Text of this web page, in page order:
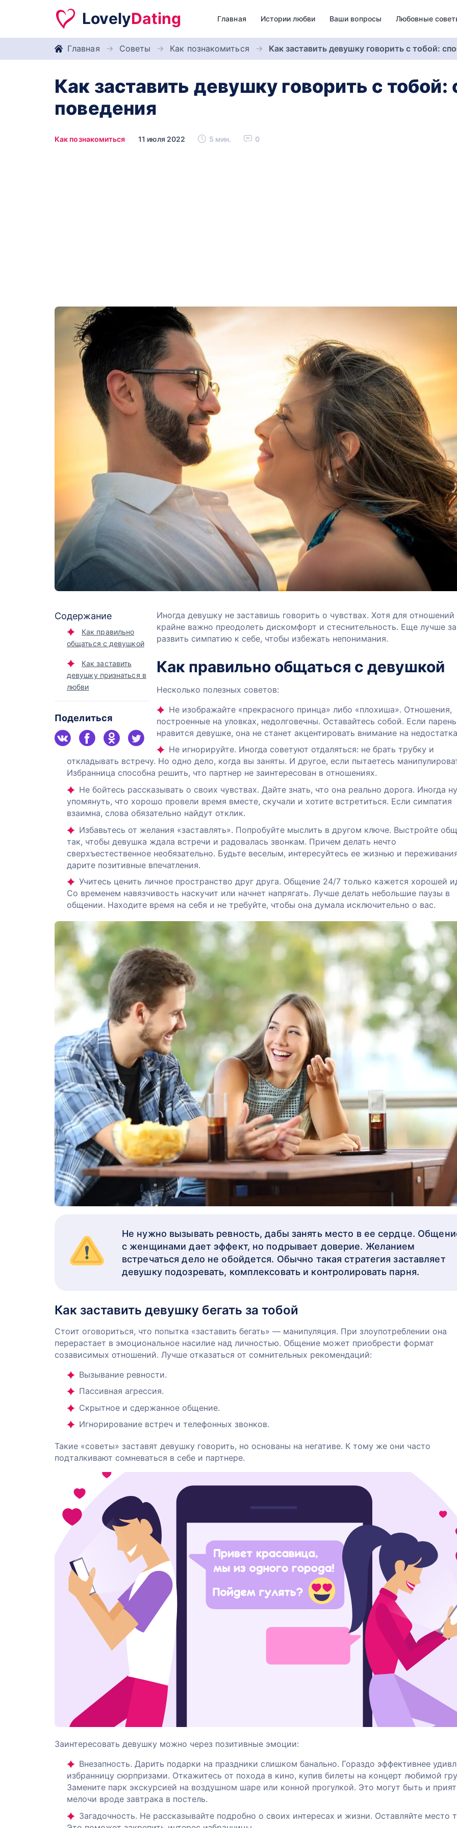
LovelyDating Главная Истории любви Ваши вопросы Любовные
Главная Советы Как познакомиться Как заставить девушку говорить с тобой:
Как заставить девушку говорить с
поведения
Как познакомиться 11 июля 2022 5 мин. 0
Содержание
Как правильно
общаться с девушкой
Как заставить
девушку признаться в
любви
Поделиться
Иногда девушку не заставишь говорить о чувствах. Хотя для отношений
крайне важно преодолеть дискомфорт и стеснительность. Еще лучше
развить симпатию к себе, чтобы избежать непонимания.
Как правильно общаться с девушкой
Несколько полезных советов:
Не изображайте «прекрасного принца» либо «плохиша». Отношения,
построенные на уловках, недолговечны. Оставайтесь собой. Если парень
нравится девушке, она не станет акцентировать внимание на
Не игнорируйте. Иногда советуют отдаляться: не брать трубку и
откладывать встречу. Но одно дело, когда вы заняты. И другое, если пытаетесь
Избранница способна решить, что партнер не заинтересован в отношениях.
Не бойтесь рассказывать о своих чувствах. Дайте знать, что она реально дорога. Иногда
упомянуть, что хорошо провели время вместе, скучали и хотите встретиться. Если симпатия
взаимна, слова обязательно найдут отклик.
Избавьтесь от желания «заставлять». Попробуйте мыслить в другом ключе. Выстройте
так, чтобы девушка ждала встречи и радовалась звонкам. Причем делать нечто
сверхъестественное необязательно. Будьте веселым, интересуйтесь ее жизнью и
дарите позитивные впечатления.
Учитесь ценить личное пространство друг друга. Общение 24/7 только кажется хорошей
Со временем навязчивость наскучит или начнет напрягать. Лучше делать небольшие паузы в
общении. Находите время на себя и не требуйте, чтобы она думала исключительно о вас.
Не нужно вызывать ревность, дабы занять место в ее сердце.
с женщинами дает эффект, но подрывает доверие. Желанием
встречаться дело не обойдется. Обычно такая стратегия заставляет
девушку подозревать, комплексовать и контролировать парня.
Как заставить девушку бегать за тобой
Стоит оговориться, что попытка «заставить бегать» — манипуляция. При злоупотреблении она
перерастает в эмоциональное насилие над личностью. Общение может приобрести формат
созависимых отношений. Лучше отказаться от сомнительных рекомендаций:
Вызывание ревности.
Пассивная агрессия.
Скрытное и сдержанное общение.
Игнорирование встреч и телефонных звонков.
Такие «советы» заставят девушку говорить, но основаны на негативе. К тому же они часто
подталкивают сомневаться в себе и партнере.
Заинтересовать девушку можно через позитивные эмоции:
Внезапность. Дарить подарки на праздники слишком банально. Гораздо эффективнее
избранницу сюрпризами. Откажитесь от похода в кино, купив билеты на концерт любимой
Замените парк экскурсией на воздушном шаре или конной прогулкой. Это могут быть и
мелочи вроде завтрака в постель.
Загадочность. Не рассказывайте подробно о своих интересах и жизни. Оставляйте место